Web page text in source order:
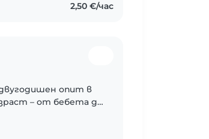
2,50 €/час
опит в
– от бебета до